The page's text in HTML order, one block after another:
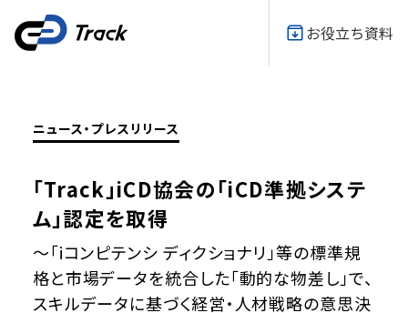
お役立ち資料
ニュース・プレスリリース
「Track」iCD協会の「iCD準拠システ
ム」認定を取得
～「iコンピテンシ ディクショナリ」等の標準規
格と市場データを統合した「動的な物差し」で、
スキルデータに基づく経営‧人材戦略の意思決